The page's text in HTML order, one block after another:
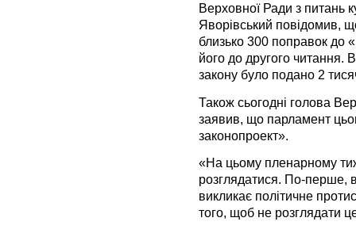
Верховної Ради з питань
Яворівський повідомив,
близько 300 поправок до
його до другого читання.
закону було подано 2
Також сьогодні голова
заявив, що парламент
законопроект».
«На цьому пленарному
розглядатися. По-перше,
викликає політичне
того, щоб не розглядати